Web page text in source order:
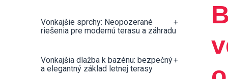
Vonkajšie sprchy: Neopozerané
riešenia pre modernú terasu a záhradu
+
Vonkajšia dlažba k bazénu: bezpečný
a elegantný základ letnej terasy
+